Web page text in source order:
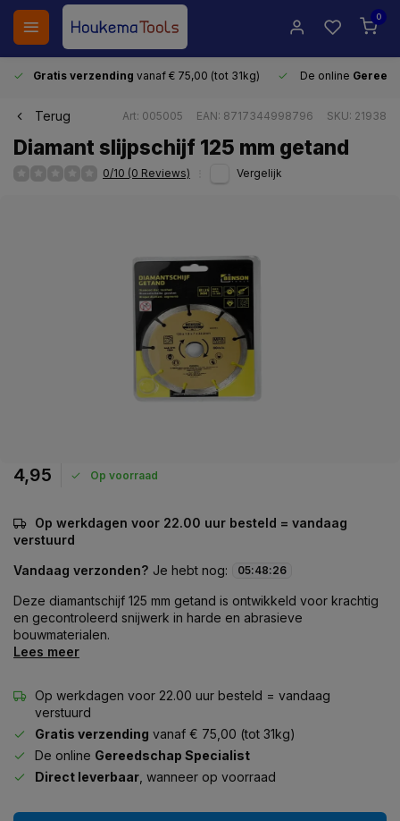
0
Gratis verzending vanaf € 75,00 (tot 31kg) De online
Terug Art: 005005 EAN: 8717344998796 SKU: 21938
Diamant slijpschijf 125 mm getand
0/10 (0 Reviews) Vergelijk
4,95 Op voorraad
Op werkdagen voor 22.00 uur besteld = vandaag
verstuurd
Vandaag verzonden? Je hebt nog: 05:48:26
Deze diamantschijf 125 mm getand is ontwikkeld voor krachtig
en gecontroleerd snijwerk in harde en abrasieve
bouwmaterialen.
Lees meer
Op werkdagen voor 22.00 uur besteld = vandaag
verstuurd
Gratis verzending vanaf € 75,00 (tot 31kg)
De online Gereedschap Specialist
Direct leverbaar , wanneer op voorraad